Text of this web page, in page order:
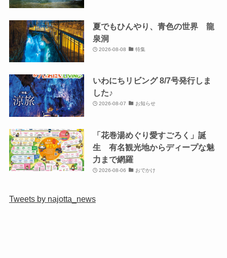
夏でもひんやり、青色の世界 龍
泉洞
2026-08-08 特集
いわにちリビング 8/7号発行しま
した♪
2026-08-07 お知らせ
「花巻湯めぐり愛すごろく」誕
生 有名観光地からディープな魅
力まで網羅
2026-08-06 おでかけ
Tweets by najotta_news